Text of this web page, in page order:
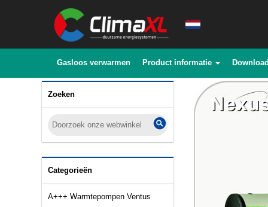
Gasloos verwarmen Product informatie
Zoeken
Categorieën
A+++ Warmtepompen Ventus